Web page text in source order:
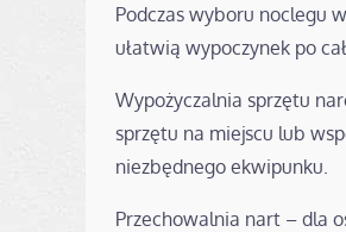
Podczas wyboru noclegu
ułatwią wypoczynek po
Wypożyczalnia sprzętu
sprzętu na miejscu lub
niezbędnego ekwipunku.
Przechowalnia nart – dla